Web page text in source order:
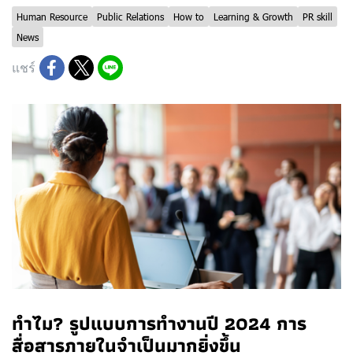
Human Resource Public Relations How to Learning & Growth
PR skill
News
แชร์
ทำไม? รูปแบบการทำงานปี 2024 การ
สื่อสารภายในจำเป็นมากยิ่งขึ้น